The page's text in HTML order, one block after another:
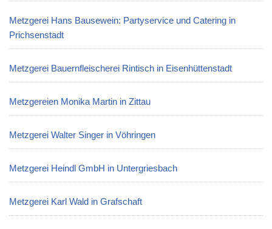
Metzgerei Hans Bausewein: Partyservice und Catering in
Prichsenstadt
Metzgerei Bauernfleischerei Rintisch in Eisenhüttenstadt
Metzgereien Monika Martin in Zittau
Metzgerei Walter Singer in Vöhringen
Metzgerei Heindl GmbH in Untergriesbach
Metzgerei Karl Wald in Grafschaft